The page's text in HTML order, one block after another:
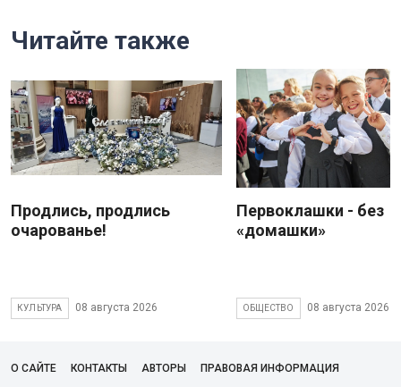
Читайте также
Продлись, продлись
очарованье!
КУЛЬТУРА 08 августа 2026
Первоклашки - без
«домашки»
ОБЩЕСТВО 08 августа 2026
О САЙТЕ КОНТАКТЫ АВТОРЫ ПРАВОВАЯ ИНФОРМАЦИЯ